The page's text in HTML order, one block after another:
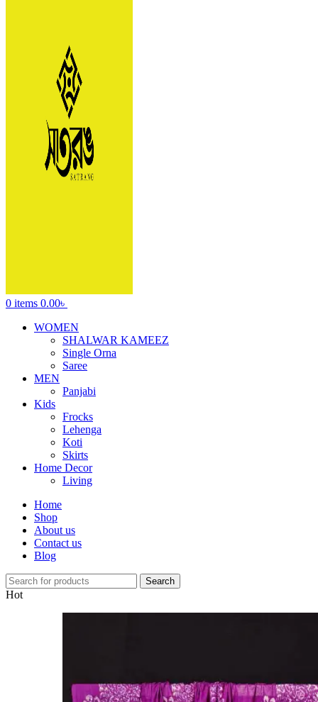
0 items 0.00৳
WOMEN
SHALWAR KAMEEZ
Single Orna
Saree
MEN
Panjabi
Kids
Frocks
Lehenga
Koti
Skirts
Home Decor
Living
Home
Shop
About us
Contact us
Blog
Search
Hot